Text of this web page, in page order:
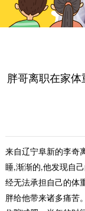
胖哥离职在家
来自辽宁阜新的李奇
睡,渐渐的,他发现自
经无法承担自己的体
胖给他带来诸多痛苦